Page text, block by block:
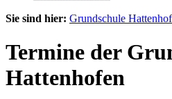
Sie sind hier: Grundschule
Termine der
Hattenhofen